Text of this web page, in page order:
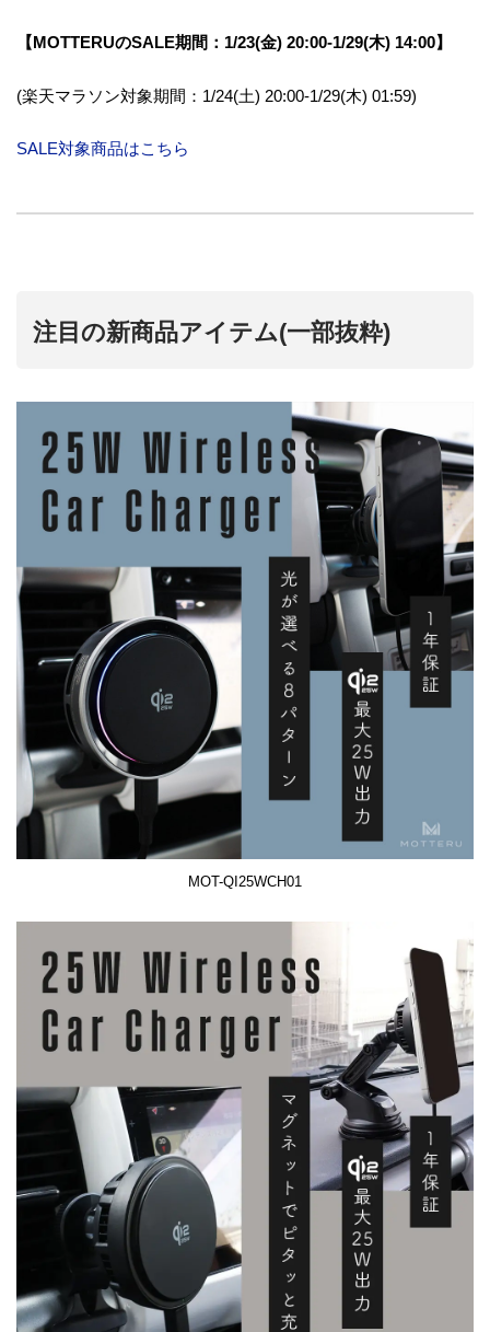
【MOTTERUのSALE期間：1/23(金) 20:00-1/29(木) 14:00】
(楽天マラソン対象期間：1/24(土) 20:00-1/29(木) 01:59)
SALE対象商品はこちら
注目の新商品アイテム(一部抜粋)
MOT-QI25WCH01